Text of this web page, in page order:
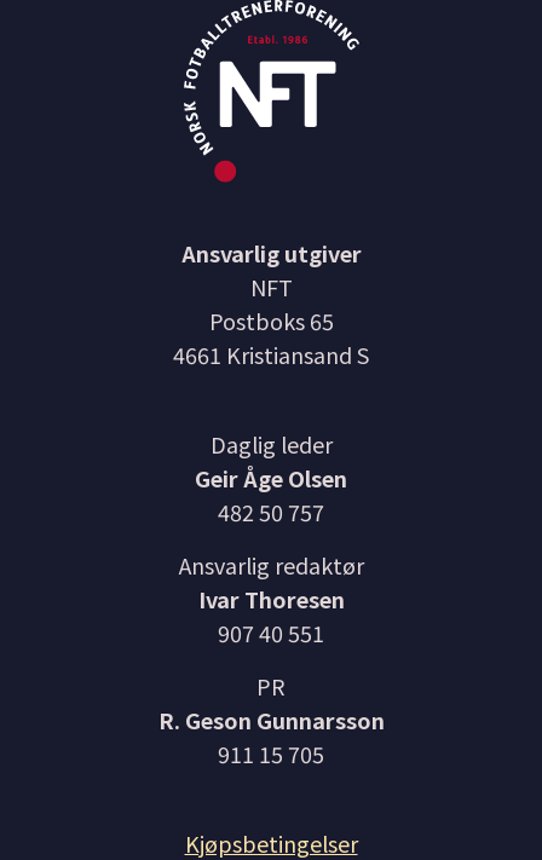
Ansvarlig utgiver
NFT
Postboks 65
4661 Kristiansand S
Daglig leder
Geir Åge Olsen
482 50 757
Ansvarlig redaktør
Ivar Thoresen
907 40 551
PR
R. Geson Gunnarsson
911 15 705
Kjøpsbetingelser